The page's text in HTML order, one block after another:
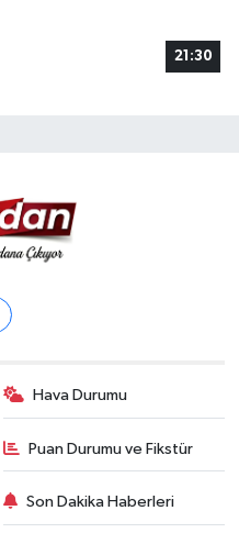
21:30
Hava Durumu
Puan Durumu ve Fikstür
Son Dakika Haberleri